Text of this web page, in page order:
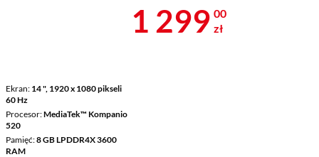
Ekran 14 ", 1920 x 1080 pikseli
60 Hz
Procesor MediaTek™ Kompanio
520
Pamięć 8 GB LPDDR4X 3600
RAM
Cena 1 299 zł
1 299 00
zł